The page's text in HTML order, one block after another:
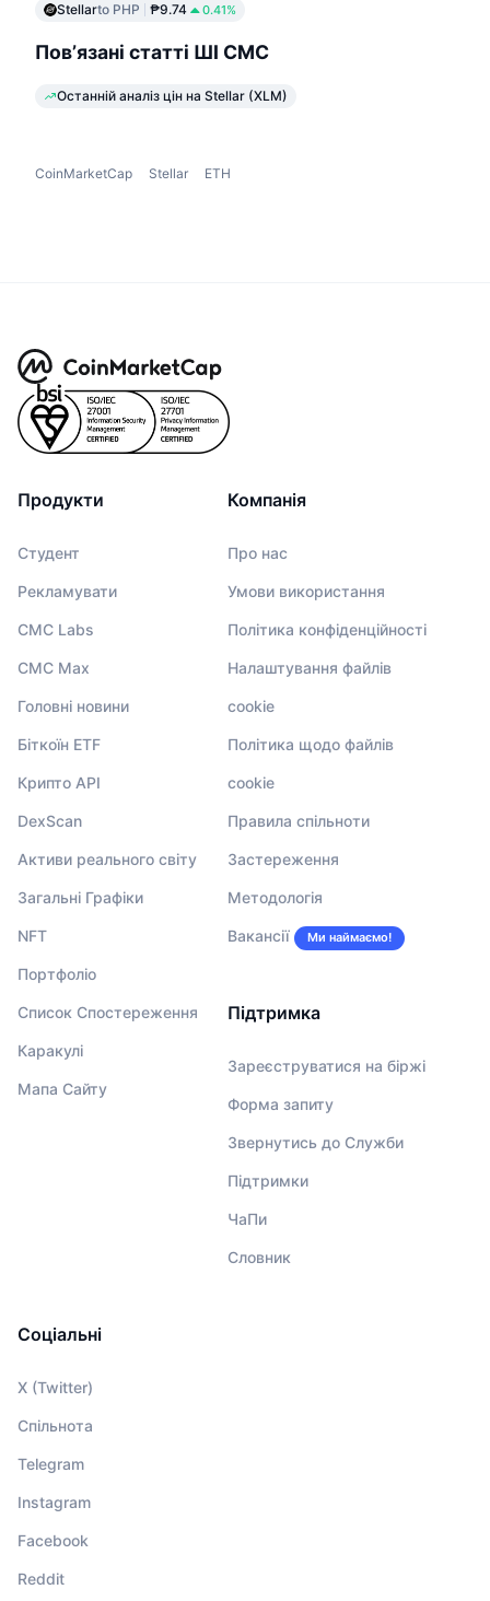
Stellarto PHP ₱9.74 0.41%
Пов’язані статті ШІ CMC
Останній аналіз цін на Stellar (XLM)
CoinMarketCap Stellar ETH
Продукти
Студент
Рекламувати
CMC Labs
CMC Max
Головні новини
Біткоїн ETF
Крипто API
DexScan
Активи реального світу
Загальні Графіки
NFT
Портфоліо
Список Спостереження
Каракулі
Мапа Сайту
Компанія
Про нас
Умови використання
Політика конфіденційності
Налаштування файлів
cookie
Політика щодо файлів
cookie
Правила спільноти
Застереження
Методологія
Вакансії Ми наймаємо!
Підтримка
Зареєструватися на біржі
Форма запиту
Звернутись до Служби
Підтримки
ЧаПи
Словник
Соціальні
X (Twitter)
Спільнота
Telegram
Instagram
Facebook
Reddit